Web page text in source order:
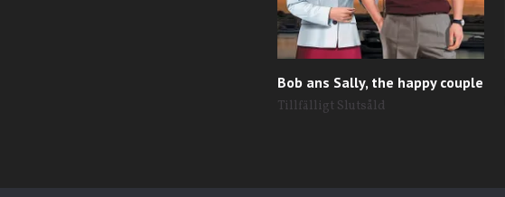
Bob ans Sally, the happy couple
Tillfälligt Slutsåld